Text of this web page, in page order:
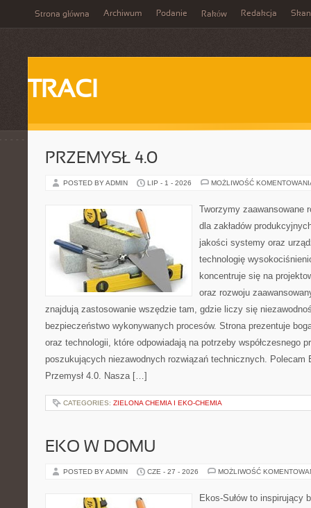
Strona główna Archiwum Podanie Raków Redakcja
TRACI
PRZEMYSŁ 4.0
POSTED BY ADMIN LIP - 1 - 2026 MOŻLIWOŚĆ
Tworzymy zaawansowane
dla zakładów
jakości systemy oraz
technologię
koncentruje się na
oraz rozwoju
znajdują zastosowanie wszędzie tam, gdzie liczy się
bezpieczeństwo wykonywanych procesów. Strona prezentuje
oraz technologii, które odpowiadają na potrzeby współczesnego
poszukujących niezawodnych rozwiązań technicznych. Polecam
Przemysł 4.0. Nasza […]
CATEGORIES: ZIELONA CHEMIA I EKO-CHEMIA
EKO W DOMU
POSTED BY ADMIN CZE - 27 - 2026 MOŻLIWOŚĆ
Ekos-Sułów to inspirujący